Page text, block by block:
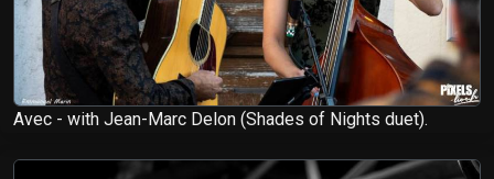
Avec - with Jean-Marc Delon (Shades of Nights duet).